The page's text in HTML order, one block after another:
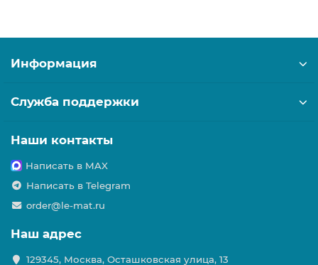
Информация
Служба поддержки
Наши контакты
Написать в MAX
Написать в Telegram
order@le-mat.ru
Наш адрес
129345, Москва, Осташковская улица, 13